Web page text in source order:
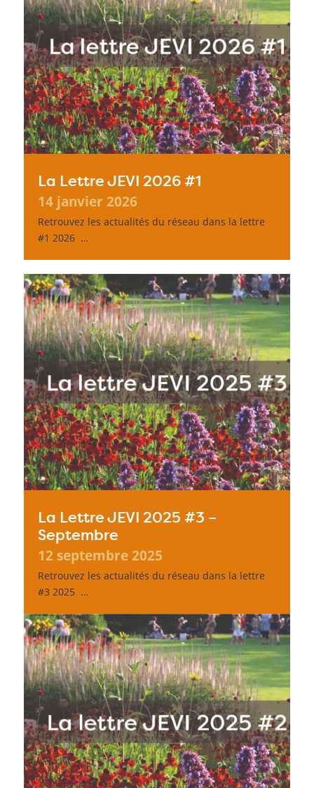
La Lettre JEVI 2026 #1
14 janvier 2026
Retrouvez les actualités du réseau dans la lettre
#1 2026 …
La Lettre JEVI 2025 #3 –
Septembre
12 septembre 2025
Retrouvez les actualités du réseau dans la lettre
#3 2025 …